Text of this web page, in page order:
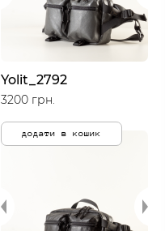
Yolit_2792
3200 грн.
додати в кошик